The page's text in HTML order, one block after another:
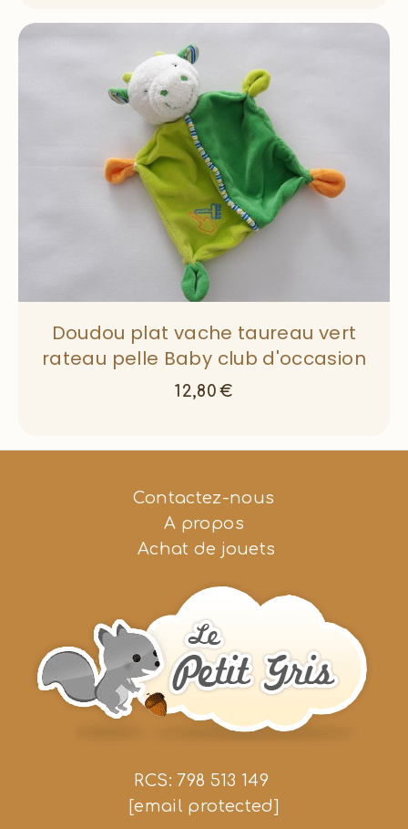
Doudou plat vache taureau vert
rateau pelle Baby club d'occasion
12,80 €
Contactez-nous
A propos
Achat de jouets
RCS: 798 513 149
[email protected]